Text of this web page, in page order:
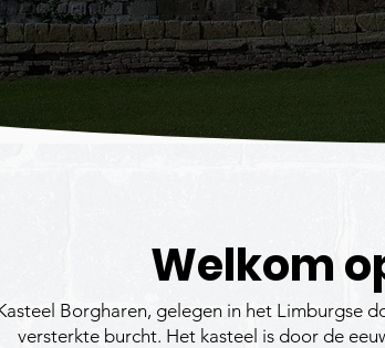
Welkom
Borgharen, gelegen in het Limburgse
versterkte burcht. Het kasteel is door de